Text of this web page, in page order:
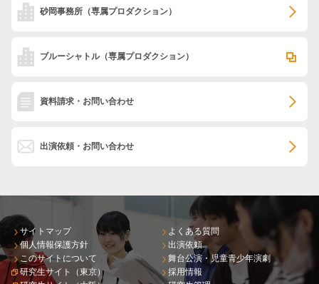
砂岡事務所 （専属プロダクション）
ブルーシャトル（専属プロダクション）
資料請求・お問い合わせ
出演依頼・お問い合わせ
サイトマップ
個人情報保護方針
このサイトについて
研究生サイト（東京）
よくある質問
出演依頼
舞台公演・児童青少年演劇
採用情報